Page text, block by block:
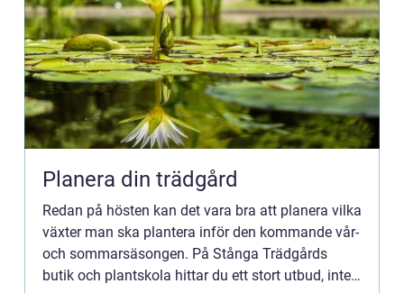
Planera din trädgård
Redan på hösten kan det vara bra att planera vilka
växter man ska plantera inför den kommande vår-
och sommarsäsongen. På Stånga Trädgårds
butik och plantskola hittar du ett stort utbud, inte